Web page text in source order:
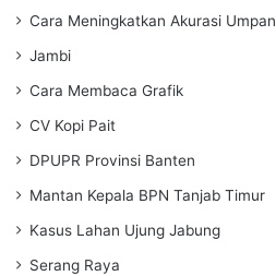
Cara Meningkatkan Akurasi Umpan
Jambi
Cara Membaca Grafik
CV Kopi Pait
DPUPR Provinsi Banten
Mantan Kepala BPN Tanjab Timur
Kasus Lahan Ujung Jabung
Serang Raya